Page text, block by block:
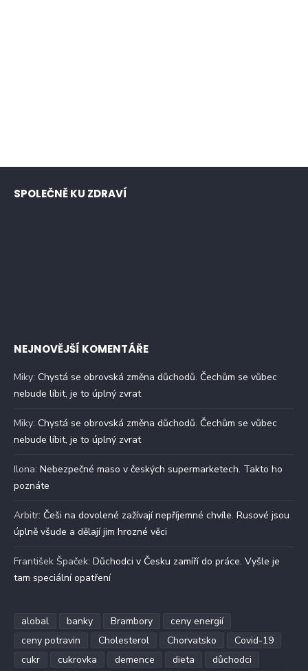
SPOLEČNĚ KU ZDRAVÍ
NEJNOVĚJŠÍ KOMENTÁŘE
Miky: Chystá se obrovská změna důchodů. Čechům se vůbec
nebude líbit, je to úplný zvrat
Miky: Chystá se obrovská změna důchodů. Čechům se vůbec
nebude líbit, je to úplný zvrat
Ilona: Nebezpečné maso v českých supermarketech. Takto ho
poznáte
Arbitr: Češi na dovolené zažívají nepříjemné chvíle. Rusové jsou
úplně všude a dělají jim hrozné věci
František Špaček: Důchodci v Česku zamíří do práce. Vyšle je
tam speciální opatření
alobal banky Brambory
ceny energií
ceny potravin
Cholesterol Chorvatsko
Covid-19
cukr
cukrovka demence dieta
důchodci